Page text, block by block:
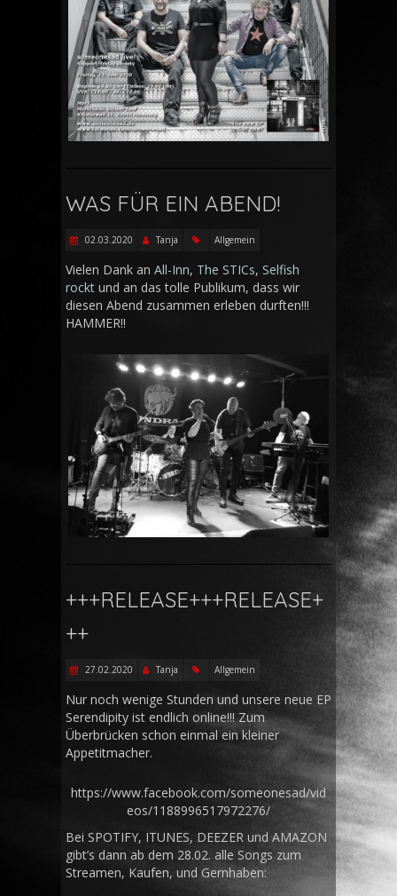
WAS FÜR EIN ABEND!
02.03.2020 Tanja Allgemein
Vielen Dank an All-Inn, The STICs, Selfish
rockt und an das tolle Publikum, dass wir
diesen Abend zusammen erleben durften!!!
HAMMER!!
+++RELEASE+++RELEASE+
++
27.02.2020 Tanja Allgemein
Nur noch wenige Stunden und unsere neue EP
Serendipity ist endlich online!!! Zum
Überbrücken schon einmal ein kleiner
Appetitmacher.
https://www.facebook.com/someonesad/vid
eos/1188996517972276/
Bei SPOTIFY, ITUNES, DEEZER und AMAZON
gibt’s dann ab dem 28.02. alle Songs zum
Streamen, Kaufen, und Gernhaben: